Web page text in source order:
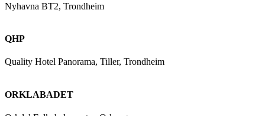
Nyhavna BT2, Trondheim
QHP
Quality Hotel Panorama, Tiller, Trondheim
ORKLABADET